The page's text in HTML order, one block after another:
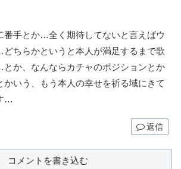
番手とか…全く期待してないと言えばウ
ちらかというと本人が満足するまで歌
か、なんならカチャのポジションとか
いう、もう本人の幸せを祈る域にきて
…
返信
コメントを書き込む